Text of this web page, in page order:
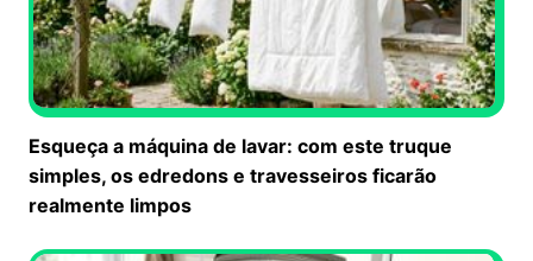
Esqueça a máquina de lavar: com este truque
simples, os edredons e travesseiros ficarão
realmente limpos